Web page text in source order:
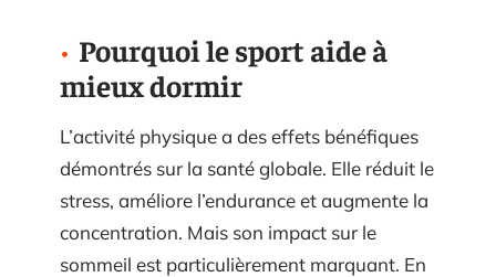
Pourquoi le sport aide à
mieux dormir
L’activité physique a des effets bénéfiques
démontrés sur la santé globale. Elle réduit le
stress, améliore l’endurance et augmente la
concentration. Mais son impact sur le
sommeil est particulièrement marquant. En